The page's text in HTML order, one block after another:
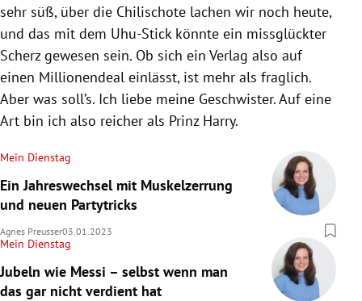
sehr süß, über die Chilischote lachen wir noch heute,
und das mit dem Uhu-Stick könnte ein missglückter
Scherz gewesen sein. Ob sich ein Verlag also auf
einen Millionendeal einlässt, ist mehr als fraglich.
Aber was soll’s. Ich liebe meine Geschwister. Auf eine
Art bin ich also reicher als Prinz Harry.
Mein Dienstag
Ein Jahreswechsel mit Muskelzerrung
und neuen Partytricks
Agnes Preusser03.01.2023
Mein Dienstag
Jubeln wie Messi – selbst wenn man
das gar nicht verdient hat